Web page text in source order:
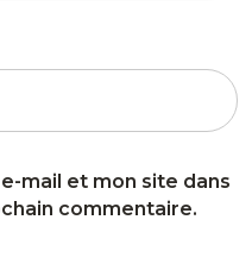
mail et mon site dans
commentaire.